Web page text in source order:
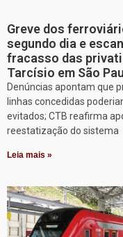
Greve dos
segundo dia e
fracasso das
Tarcísio em São
Denúncias apontam que
linhas concedidas
evitados; CTB reafirma
reestatização do sistema
Leia mais »